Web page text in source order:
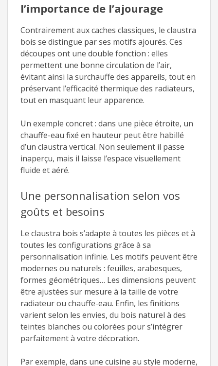
l’importance de l’ajourage
Contrairement aux caches classiques, le claustra
bois se distingue par ses motifs ajourés. Ces
découpes ont une double fonction : elles
permettent une bonne circulation de l’air,
évitant ainsi la surchauffe des appareils, tout en
préservant l’efficacité thermique des radiateurs,
tout en masquant leur apparence.
Un exemple concret : dans une pièce étroite, un
chauffe-eau fixé en hauteur peut être habillé
d’un claustra vertical. Non seulement il passe
inaperçu, mais il laisse l’espace visuellement
fluide et aéré.
Une personnalisation selon vos
goûts et besoins
Le claustra bois s’adapte à toutes les pièces et à
toutes les configurations grâce à sa
personnalisation infinie. Les motifs peuvent être
modernes ou naturels : feuilles, arabesques,
formes géométriques… Les dimensions peuvent
être ajustées sur mesure à la taille de votre
radiateur ou chauffe-eau. Enfin, les finitions
varient selon les envies, du bois naturel à des
teintes blanches ou colorées pour s’intégrer
parfaitement à votre décoration.
Par exemple, dans une cuisine au style moderne,